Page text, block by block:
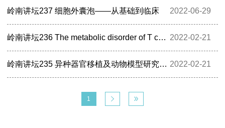
2022-06-29
岭南讲坛237 细胞外囊泡——从基础到临床
2022-02-21
岭南讲坛236 The metabolic disorder of T cells leads to neurological diseases
2022-02-21
岭南讲坛235 异种器官移植及动物模型研究进展
1  